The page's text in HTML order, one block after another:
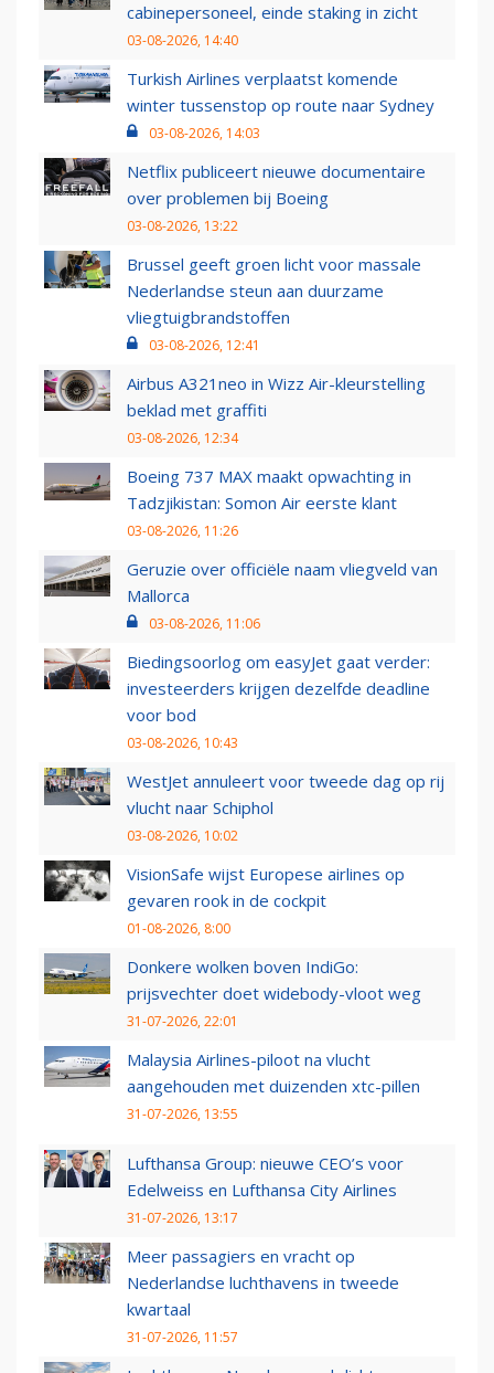
cabinepersoneel, einde staking in zicht
03-08-2026, 14:40
Turkish Airlines verplaatst komende
winter tussenstop op route naar Sydney
03-08-2026, 14:03
Netflix publiceert nieuwe documentaire
over problemen bij Boeing
03-08-2026, 13:22
Brussel geeft groen licht voor massale
Nederlandse steun aan duurzame
vliegtuigbrandstoffen
03-08-2026, 12:41
Airbus A321neo in Wizz Air-kleurstelling
beklad met graffiti
03-08-2026, 12:34
Boeing 737 MAX maakt opwachting in
Tadzjikistan: Somon Air eerste klant
03-08-2026, 11:26
Geruzie over officiële naam vliegveld van
Mallorca
03-08-2026, 11:06
Biedingsoorlog om easyJet gaat verder:
investeerders krijgen dezelfde deadline
voor bod
03-08-2026, 10:43
WestJet annuleert voor tweede dag op rij
vlucht naar Schiphol
03-08-2026, 10:02
VisionSafe wijst Europese airlines op
gevaren rook in de cockpit
01-08-2026, 8:00
Donkere wolken boven IndiGo:
prijsvechter doet widebody-vloot weg
31-07-2026, 22:01
Malaysia Airlines-piloot na vlucht
aangehouden met duizenden xtc-pillen
31-07-2026, 13:55
Lufthansa Group: nieuwe CEO’s voor
Edelweiss en Lufthansa City Airlines
31-07-2026, 13:17
Meer passagiers en vracht op
Nederlandse luchthavens in tweede
kwartaal
31-07-2026, 11:57